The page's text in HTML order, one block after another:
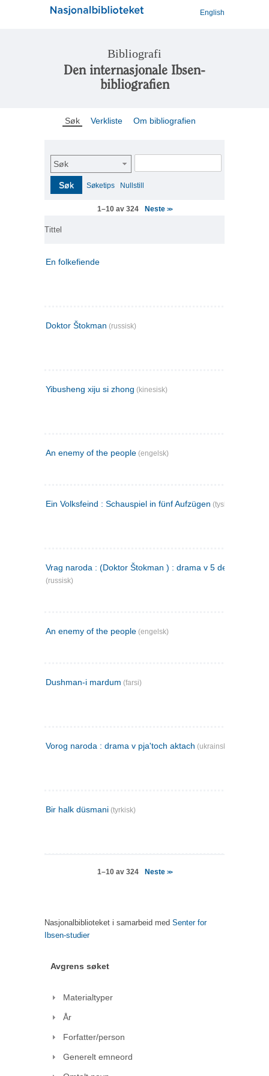
English
Bibliografi
Den internasjonale Ibsen-
bibliografien
Søk Verkliste Om bibliografien
Søk
Søk Søketips Nullstill
1–10 av 324 Neste >>
Tittel
En folkefiende
Doktor Štokman (russisk)
Yibusheng xiju si zhong (kinesisk)
An enemy of the people (engelsk)
Ein Volksfeind : Schauspiel in fünf Aufzügen (tysk)
Vrag naroda : (Doktor Štokman ) : drama v 5 dejstvijach
(russisk)
An enemy of the people (engelsk)
Dushman-i mardum (farsi)
Vorog naroda : drama v pja'toch aktach (ukrainsk)
Bir halk düsmani (tyrkisk)
1–10 av 324 Neste >>
Nasjonalbiblioteket i samarbeid med Senter for
Ibsen-studier
Avgrens søket
Materialtyper
År
Forfatter/person
Generelt emneord